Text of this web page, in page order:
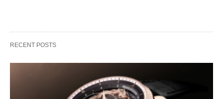
RECENT POSTS